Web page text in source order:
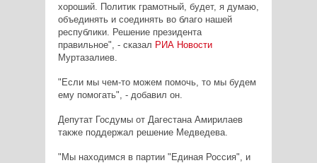
хороший. Политик грамотный, будет, я думаю,
объединять и соединять во благо нашей
республики. Решение президента
правильное", - сказал РИА Новости
Муртазалиев.
"Если мы чем-то можем помочь, то мы будем
ему помогать", - добавил он.
Депутат Госдумы от Дагестана Амирилаев
также поддержал решение Медведева.
"Мы находимся в партии "Единая Россия", и